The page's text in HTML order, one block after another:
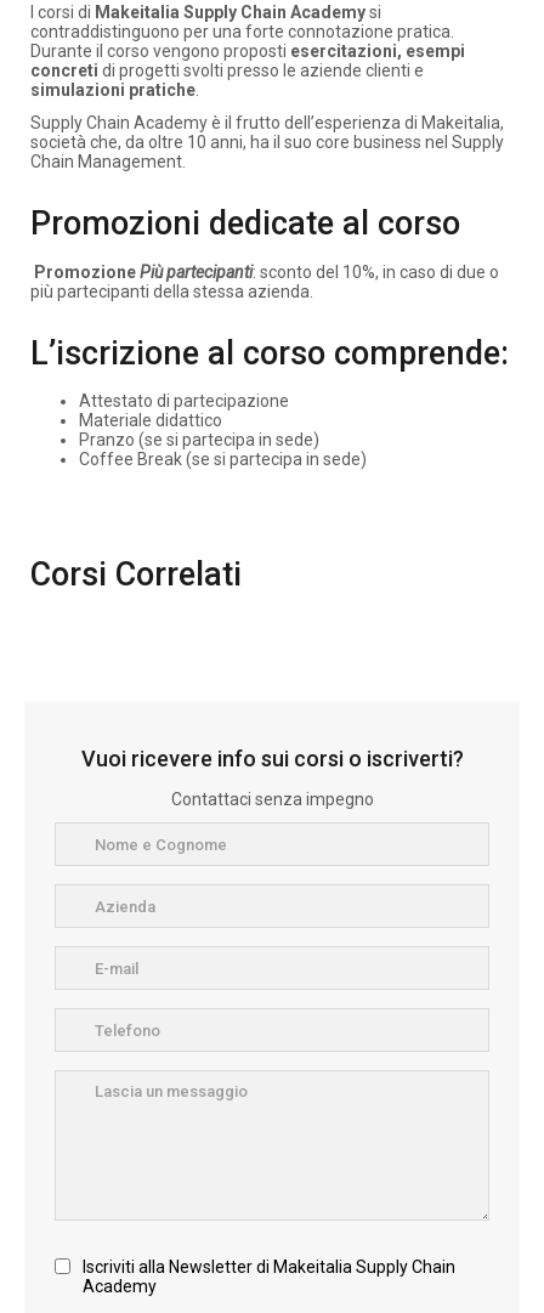
I corsi di Makeitalia Supply Chain Academysi
contraddistinguono per una forte connotazione pratica.
Durante il corso vengono proposti esercitazioni, esempi
concreti di progetti svolti presso le aziende clienti e
simulazioni pratiche
Supply Chain Academy è il frutto dell’esperienza di Makeitalia,
società che, da oltre 10 anni, ha il suo core business nel Supply
Chain Management.
Promozioni dedicate al corso
PromozionePiù partecipanti: sconto del 10%, in caso di due o
più partecipanti della stessa azienda.
L’iscrizione al corso comprende:
Attestato di partecipazione
Materiale didattico
Pranzo (se si partecipa in sede)
Coffee Break (se si partecipa in sede)
Corsi Correlati
Vuoi ricevere info sui corsi o iscriverti?
Contattaci senza impegno
Iscriviti alla Newsletter di Makeitalia Supply Chain
Academy